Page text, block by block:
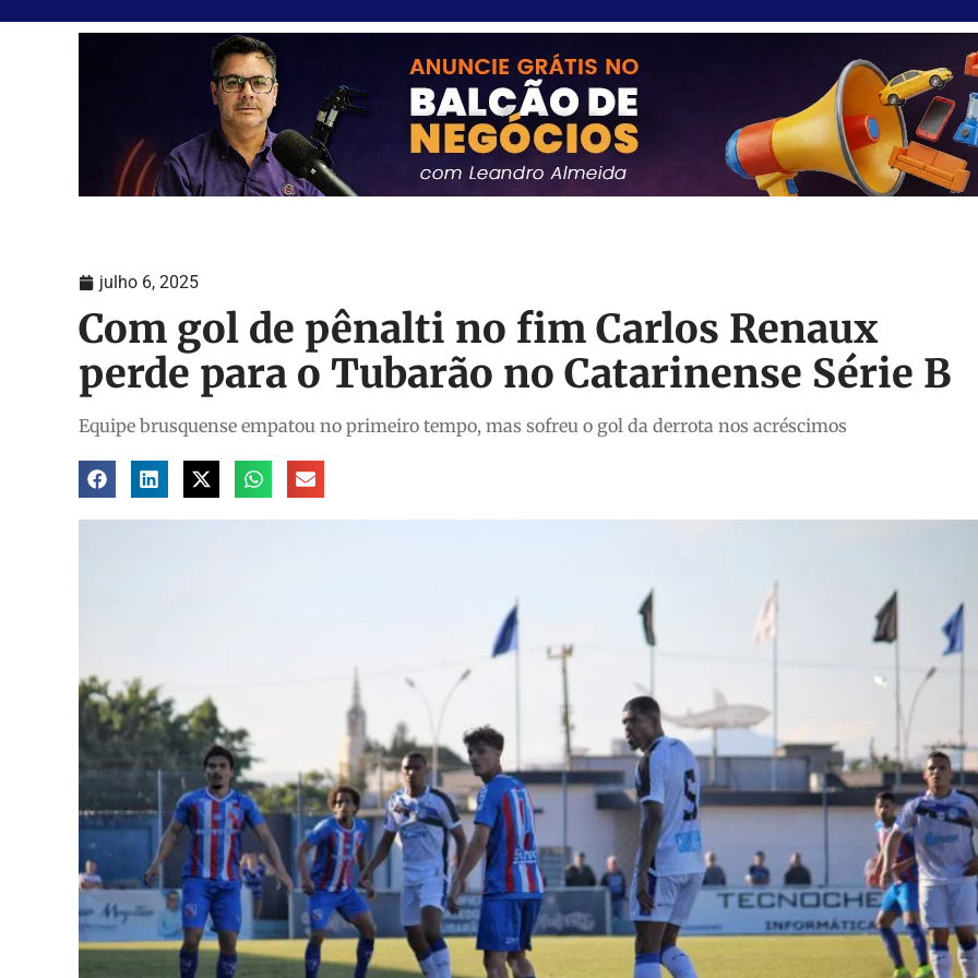
julho 6, 2025
Com gol de pênalti no fim Carlos Renaux
perde para o Tubarão no Catarinense Série B
Equipe brusquense empatou no primeiro tempo, mas sofreu o gol da derrota nos acréscimos